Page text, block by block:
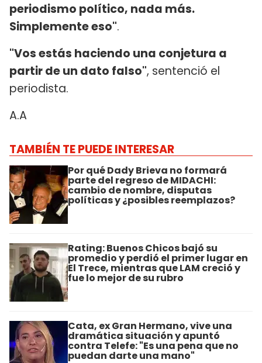
periodismo político, nada más.
Simplemente eso".
"Vos estás haciendo una conjetura a
partir de un dato falso", sentenció el
periodista.
A.A
TAMBIÉN TE PUEDE INTERESAR
Por qué Dady Brieva no formará
parte del regreso de MIDACHI:
cambio de nombre, disputas
políticas y ¿posibles reemplazos?
Rating: Buenos Chicos bajó su
promedio y perdió el primer lugar en
El Trece, mientras que LAM creció y
fue lo mejor de su rubro
Cata, ex Gran Hermano, vive una
dramática situación y apuntó
contra Telefe: "Es una pena que no
puedan darte una mano"